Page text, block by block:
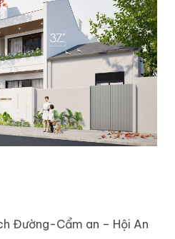
Đường-Cẩm an – Hội An